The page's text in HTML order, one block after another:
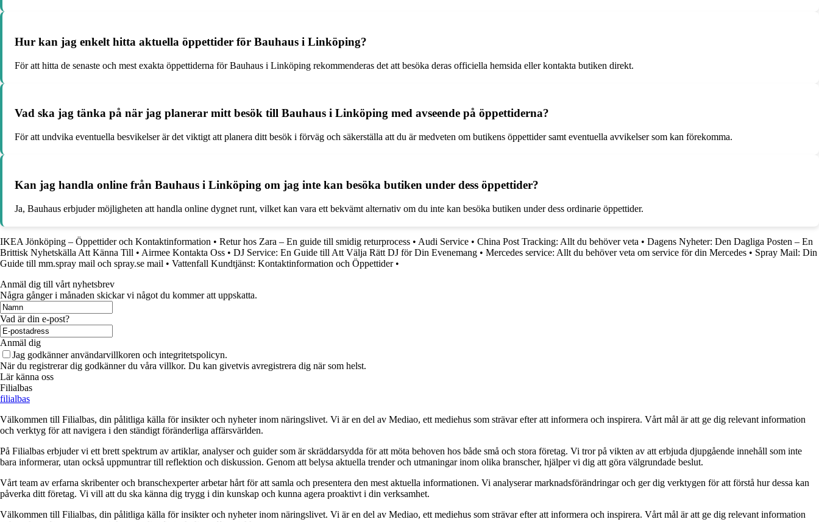
Hur kan jag enkelt hitta aktuella öppettider för Bauhaus i Linköping?
För att hitta de senaste och mest exakta öppettiderna för Bauhaus i Linköping rekommenderas det att besöka deras officiella hemsida eller kontakta butiken direkt.
Vad ska jag tänka på när jag planerar mitt besök till Bauhaus i Linköping med avseende på öppettiderna?
För att undvika eventuella besvikelser är det viktigt att planera ditt besök i förväg och säkerställa att du är medveten om butikens öppettider samt eventuella avvikelser som kan förekomma.
Kan jag handla online från Bauhaus i Linköping om jag inte kan besöka butiken under dess öppettider?
Ja, Bauhaus erbjuder möjligheten att handla online dygnet runt, vilket kan vara ett bekvämt alternativ om du inte kan besöka butiken under dess ordinarie öppettider.
IKEA Jönköping – Öppettider och Kontaktinformation • Retur hos Zara – En guide till smidig returprocess • Audi Service • China Post Tracking: Allt du behöver veta • Dagens Nyheter: Den Dagliga Posten – En
Brittisk Nyhetskälla Att Känna Till • Airmee Kontakta Oss • DJ Service: En Guide till Att Välja Rätt DJ för Din Evenemang • Mercedes service: Allt du behöver veta om service för din Mercedes • Spray Mail: Din
Guide till mm.spray mail och spray.se mail • Vattenfall Kundtjänst: Kontaktinformation och Öppettider•
Anmäl dig till vårt nyhetsbrev
Några gånger i månaden skickar vi något du kommer att uppskatta.
Vad är din e-post?
Anmäl dig
Jag godkänner användarvillkoren och integritetspolicyn.
När du registrerar dig godkänner du våra villkor. Du kan givetvis avregistrera dig när som helst.
Lär känna oss
Filialbas
filialbas
Välkommen till Filialbas, din pålitliga källa för insikter och nyheter inom näringslivet. Vi är en del av Mediao, ett mediehus som strävar efter att informera och inspirera. Vårt mål är att ge dig relevant information
och verktyg för att navigera i den ständigt föränderliga affärsvärlden.
På Filialbas erbjuder vi ett brett spektrum av artiklar, analyser och guider som är skräddarsydda för att möta behoven hos både små och stora företag. Vi tror på vikten av att erbjuda djupgående innehåll som inte
bara informerar, utan också uppmuntrar till reflektion och diskussion. Genom att belysa aktuella trender och utmaningar inom olika branscher, hjälper vi dig att göra välgrundade beslut.
Vårt team av erfarna skribenter och branschexperter arbetar hårt för att samla och presentera den mest aktuella informationen. Vi analyserar marknadsförändringar och ger dig verktygen för att förstå hur dessa kan
påverka ditt företag. Vi vill att du ska känna dig trygg i din kunskap och kunna agera proaktivt i din verksamhet.
Välkommen till Filialbas, din pålitliga källa för insikter och nyheter inom näringslivet. Vi är en del av Mediao, ett mediehus som strävar efter att informera och inspirera. Vårt mål är att ge dig relevant information